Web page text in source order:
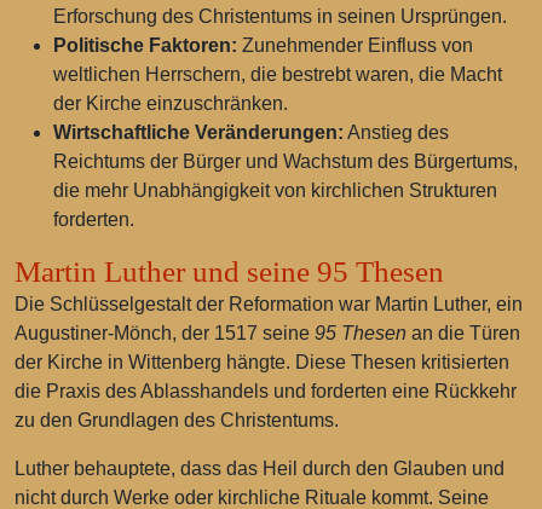
Erforschung des Christentums in seinen Ursprüngen.
Politische Faktoren: Zunehmender Einfluss von
weltlichen Herrschern, die bestrebt waren, die Macht
der Kirche einzuschränken.
Wirtschaftliche Veränderungen: Anstieg des
Reichtums der Bürger und Wachstum des Bürgertums,
die mehr Unabhängigkeit von kirchlichen Strukturen
forderten.
Martin Luther und seine 95 Thesen
Die Schlüsselgestalt der Reformation war Martin Luther, ein
Augustiner-Mönch, der 1517 seine 95 Thesen an die Türen
der Kirche in Wittenberg hängte. Diese Thesen kritisierten
die Praxis des Ablasshandels und forderten eine Rückkehr
zu den Grundlagen des Christentums.
Luther behauptete, dass das Heil durch den Glauben und
nicht durch Werke oder kirchliche Rituale kommt. Seine